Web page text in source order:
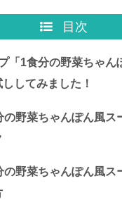
目次
「1食分の野菜ちゃん
してみました！
の野菜ちゃんぽん風
の野菜ちゃんぽん風